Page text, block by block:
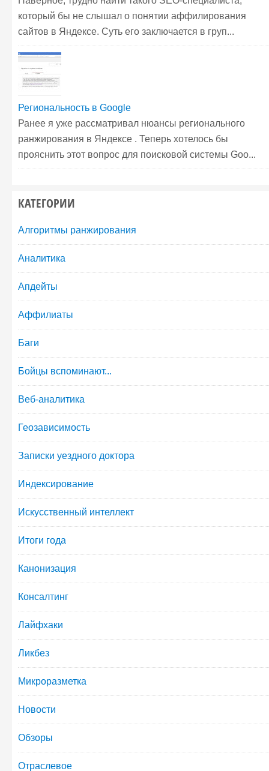
который бы не слышал о понятии аффилирования
сайтов в Яндексе. Суть его заключается в груп...
Региональность в Google
Ранее я уже рассматривал нюансы регионального
ранжирования в Яндексе . Теперь хотелось бы
прояснить этот вопрос для поисковой системы Goo...
КАТЕГОРИИ
Алгоритмы ранжирования
Аналитика
Апдейты
Аффилиаты
Баги
Бойцы вспоминают...
Веб-аналитика
Геозависимость
Записки уездного доктора
Индексирование
Искусственный интеллект
Итоги года
Канонизация
Консалтинг
Лайфхаки
Ликбез
Микроразметка
Новости
Обзоры
Отраслевое